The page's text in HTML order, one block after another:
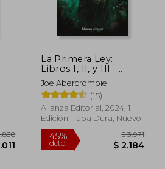
La Primera Ley:
Libros I, II, y III -
Estuche
Joe Abercrombie
(15)
Alianza Editorial, 2024, 1
Edición, Tapa Dura, Nuevo